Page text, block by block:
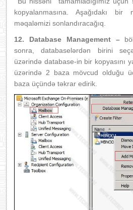
kopyalanmasına. Aşağıdakı bir
məqaləmizi sonlandıracağıq.
12. Database Management –
sonra, databaselərdən birini
üzərində database-in bir kopyasını
üzərində 2 baza mövcud olduğu
baza üçündə təkrar edirik.